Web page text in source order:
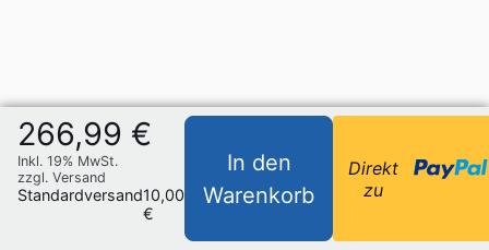
266,99 €
Inkl. 19% MwSt.
zzgl. Versand
Standardversand10,00
€
In den
Warenkorb
Direkt
zu